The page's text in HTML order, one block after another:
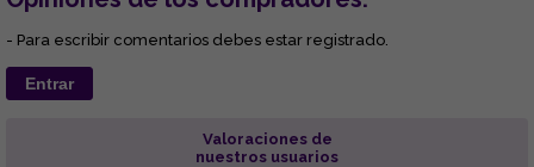
- Para escribir comentarios debes estar registrado.
Entrar
Valoraciones de
nuestros usuarios